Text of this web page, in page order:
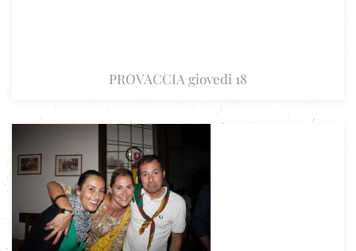
PROVACCIA giovedi 18